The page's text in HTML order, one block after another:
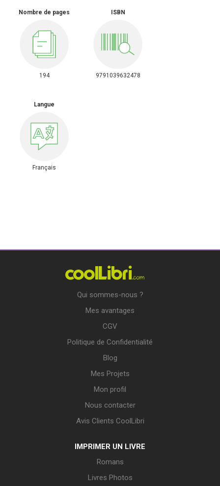
Nombre de pages
194
ISBN
9791039632478
Langue
Français
Qui sommes-nous ?
Mes avantages
CGV
Politique de Confidentialité
Blog
Mes Projets
Mon profil
Nous contacter
Avis Clients CoolLibri
IMPRIMER UN LIVRE
Romans
Livres Photos